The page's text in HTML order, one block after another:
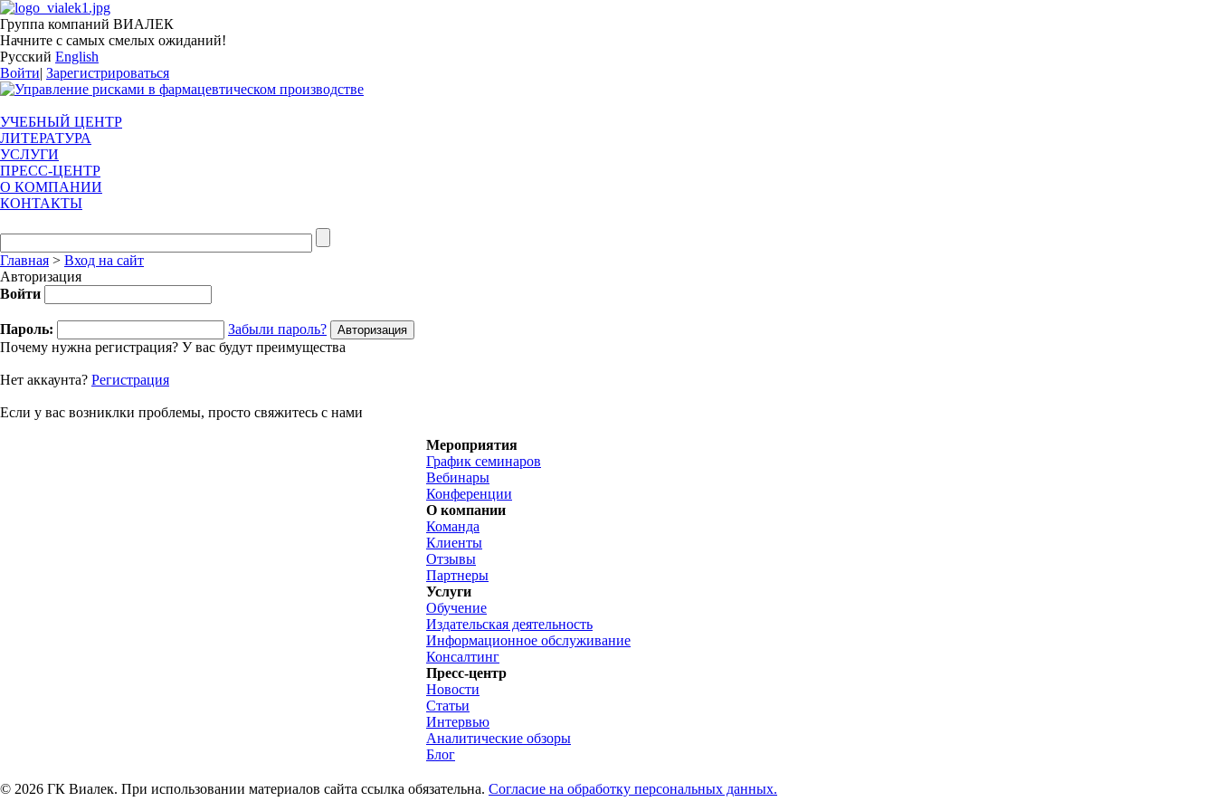
Группа компаний ВИАЛЕК
Начните с самых смелых ожиданий!
Русский English
Войти| Зарегистрироваться
УЧЕБНЫЙ ЦЕНТР
ЛИТЕРАТУРА
УСЛУГИ
ПРЕСС-ЦЕНТР
О КОМПАНИИ
КОНТАКТЫ
Главная > Вход на сайт
Авторизация
Войти
Пароль:
Забыли пароль?
Почему нужна регистрация? У вас будут преимущества
Нет аккаунта? Регистрация
Если у вас возниклки проблемы, просто свяжитесь с нами
Мероприятия
График семинаров
Вебинары
Конференции
О компании
Команда
Клиенты
Отзывы
Партнеры
Услуги
Обучение
Издательская деятельность
Информационное обслуживание
Консалтинг
Пресс-центр
Новости
Статьи
Интервью
Аналитические обзоры
Блог
© 2026 ГК Виалек. При использовании материалов сайта ссылка обязательна. Согласие на обработку персональных данных.